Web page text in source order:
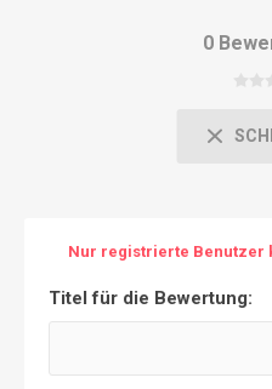
0
Nur registrierte Benutzer
Titel für die Bewertung: